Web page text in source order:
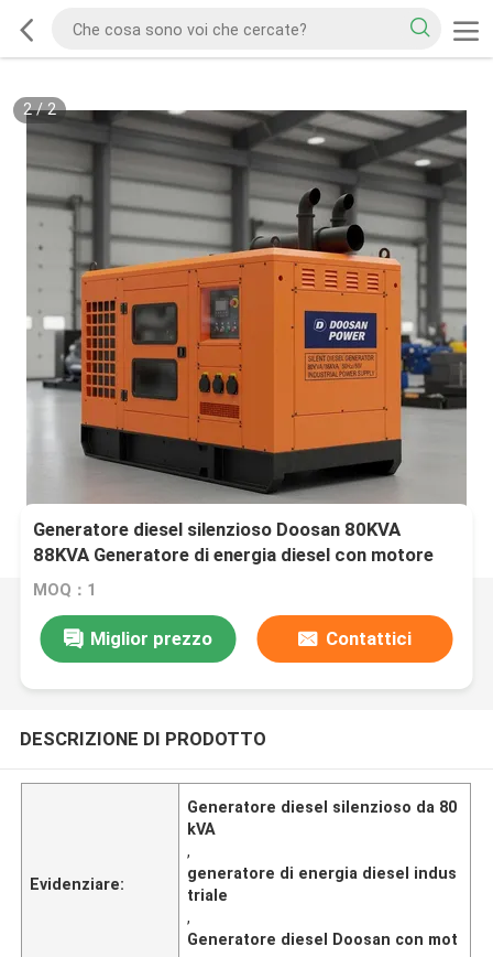
2/2
Generatore diesel silenzioso Doosan 80KVA
88KVA Generatore di energia diesel con motore
50hz e 60hz per alimentazione industriale
MOQ：1
Miglior prezzo Contattici
DESCRIZIONE DI PRODOTTO
Evidenziare:
Generatore diesel silenzioso da 80
kVA
,
generatore di energia diesel indus
triale
,
Generatore diesel Doosan con mot